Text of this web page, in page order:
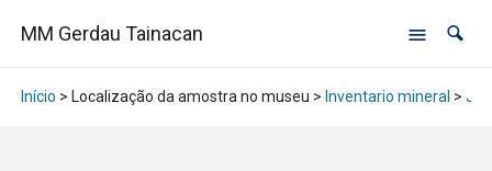
MM Gerdau Tainacan
Início > Localização da amostra no museu > Inventario mineral >